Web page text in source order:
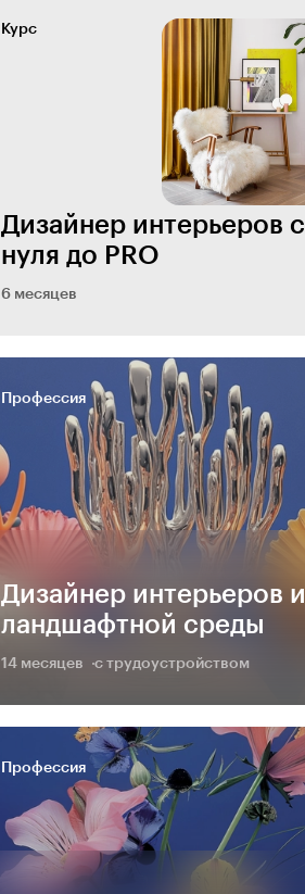
Курс
Дизайнер интерьеров с
нуля до PRO
6 месяцев
Профессия
Дизайнер интерьеров и
ландшафтной среды
14 месяцев с трудоустройством
Профессия